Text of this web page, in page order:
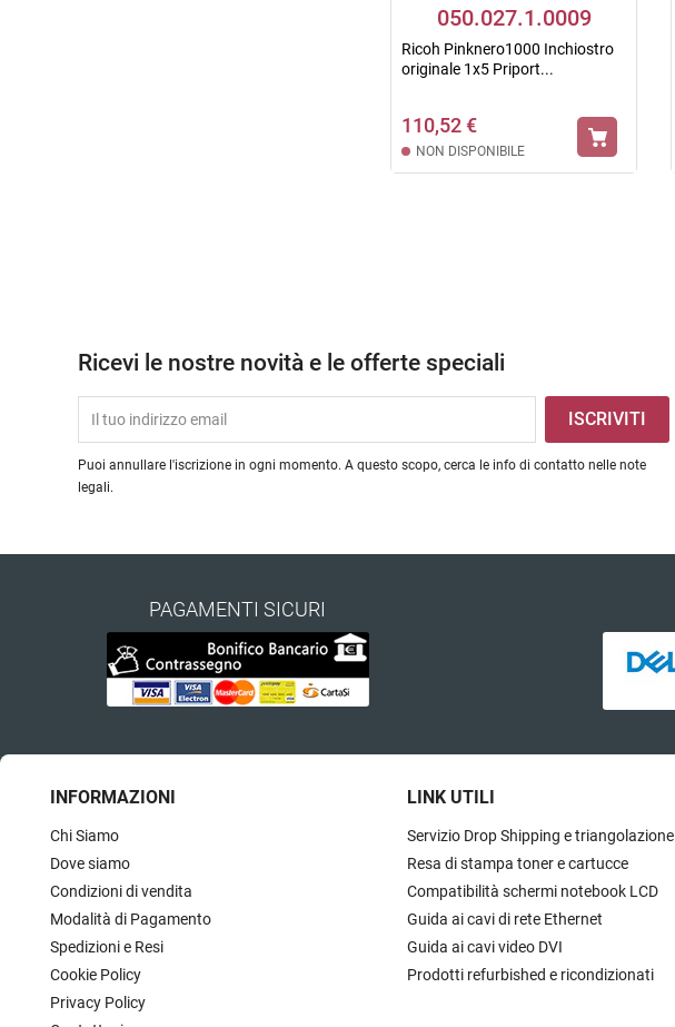
050.027.1.0009
Ricoh Pinknero1000 Inchiostro
originale 1x5 Priport...
110,52 €
NON DISPONIBILE
Ricevi le nostre novità e le offerte speciali
Puoi annullare l'iscrizione in ogni momento. A questo scopo, cerca le info di contatto nelle note
legali.
PAGAMENTI SICURI
INFORMAZIONI
Chi Siamo
Dove siamo
Condizioni di vendita
Modalità di Pagamento
Spedizioni e Resi
Cookie Policy
Privacy Policy
LINK UTILI
Servizio Drop Shipping e triangolazione
Resa di stampa toner e cartucce
Compatibilità schermi notebook LCD
Guida ai cavi di rete Ethernet
Guida ai cavi video DVI
Prodotti refurbished e ricondizionati